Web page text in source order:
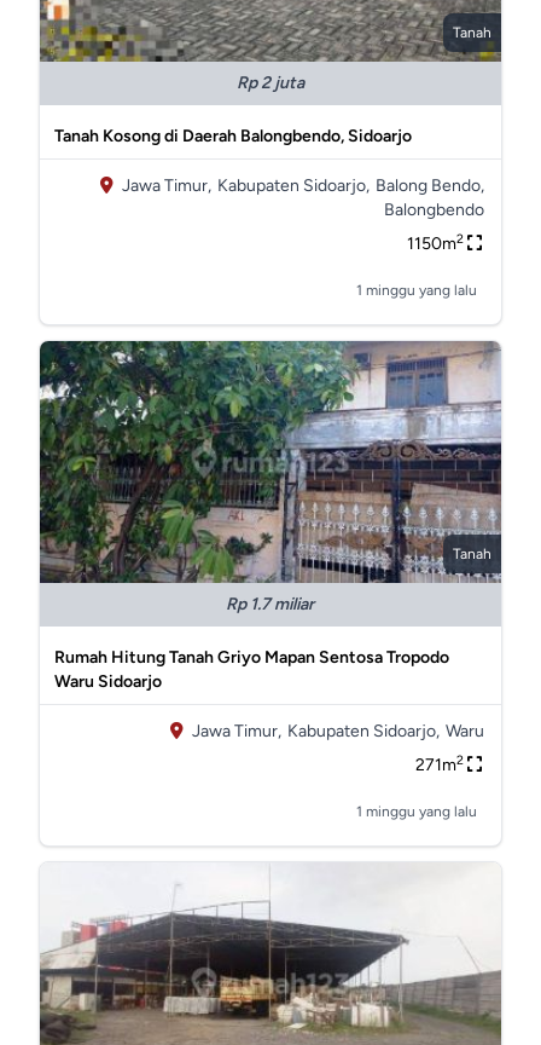
Tanah
Rp 2 juta
Tanah Kosong di Daerah Balongbendo, Sidoarjo
Jawa Timur, Kabupaten Sidoarjo, Balong Bendo,
Balongbendo
1150m2
1 minggu yang lalu
Tanah
Rp 1.7 miliar
Rumah Hitung Tanah Griyo Mapan Sentosa Tropodo
Waru Sidoarjo
Jawa Timur, Kabupaten Sidoarjo, Waru
271m2
1 minggu yang lalu